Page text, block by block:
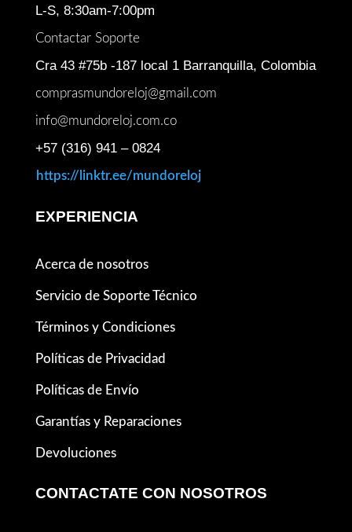
L-S, 8:30am-7:00pm
Contactar Soporte
Cra 43 #75b -187 local 1 Barranquilla, Colombia
comprasmundoreloj@gmail.com
info@mundoreloj.com.co
+57 (316) 941 – 0824
https://linktr.ee/mundoreloj
EXPERIENCIA
Acerca de nosotros
Servicio de Soporte Técnico
Términos y Condiciones
Políticas de Privacidad
Políticas de Envío
Garantías y Reparaciones
Devoluciones
CONTACTATE CON NOSOTROS